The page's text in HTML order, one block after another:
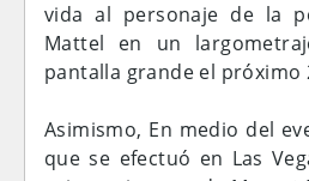
vida al personaje de la
Mattel en un
pantalla grande el próximo
Asimismo, En medio del
que se efectuó en Las